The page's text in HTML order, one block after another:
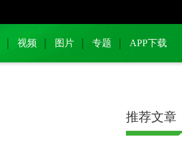
视频 图片 专题 APP下载
推荐文章